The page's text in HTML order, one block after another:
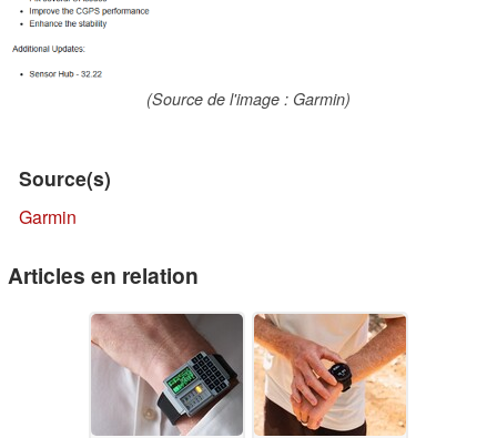
(Source de l'image : Garmin)
Source(s)
Garmin
Articles en relation